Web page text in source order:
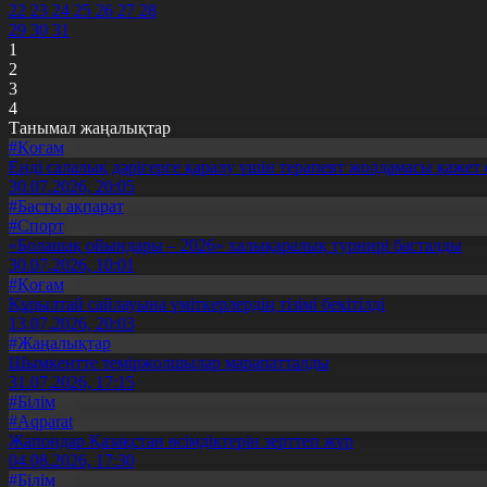
22 23 24 25 26 27 28
29 30 31
1
2
3
4
Танымал жаңалықтар
#Қоғам
Енді салалық дәрігерге қаралу үшін терапевт жолдамасы қажет
30.07.2026, 20:05
#Басты ақпарат
#Спорт
«Болашақ ойындары – 2026» халықаралық турнирі басталды
30.07.2026, 10:01
#Қоғам
Құрылтай сайлауына үміткерлердің тізімі бекітілді
13.07.2026, 20:03
#Жаңалықтар
Шымкентте теміржолшылар марапатталды
31.07.2026, 17:15
#Білім
#Aqparat
Жапондар Қазақстан өсімдіктерін зерттеп жүр
04.08.2026, 17:30
#Білім